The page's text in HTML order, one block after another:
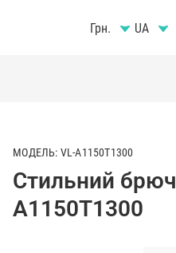
Грн.
МОДЕЛЬ: VL-A1150T1300
Стильний
A1150T1300